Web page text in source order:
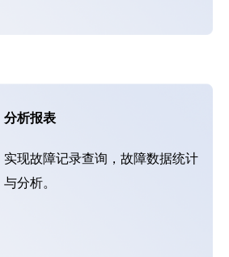
分析报表
实现故障记录查询，故障数据统计
与分析。